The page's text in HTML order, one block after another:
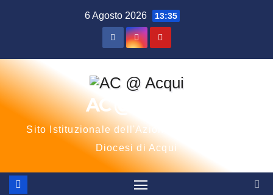
6 Agosto 2026 13:35
AC @ Acqui
Sito Istituzionale dell'Azione Cattolica della
Diocesi di Acqui